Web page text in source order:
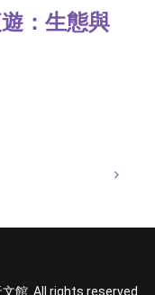
：生態與
館. All rights reserved